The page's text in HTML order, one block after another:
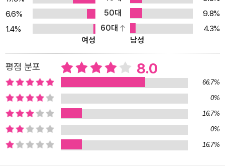
부하는데 옆에 물어볼 사람이 없어 참 외롭다고 느낀 학습자들을 위
해 문장, 표현, 문법, 발음 하나하나를 짚어주는 깨알 같은 설명은 나
만의 과외 선생을 모신 듯 든든합니다. 소리 영어 외에 이야기를 해나
가는 유창성(fluency)을 강조 영어는 원어민처럼 발음하는 것만 중
는 게 더 중요합니다. 이 점에 착안하여 영어를 해야 하는 상황에서 원
어민들이 정말 많이 쓰면서도 입을 열어 말하기 쉬운 표현을 선정해
이렇게 말해야겠다 생각이 들었을 때 자동적으로 나올 수 있도록 합
니다.
6.6%
50대
9.8%
1.4%
60대
4.3%
여성
남성
평점 분포 8.0
66.7%
0%
16.7%
0%
16.7%